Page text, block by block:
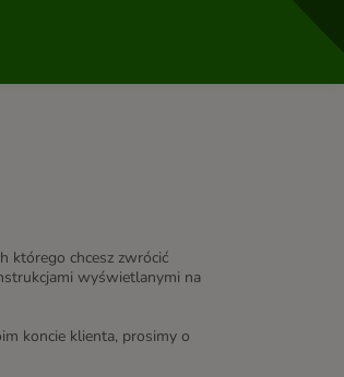
którego chcesz zwrócić
wyświetlanymi na
koncie klienta, prosimy o